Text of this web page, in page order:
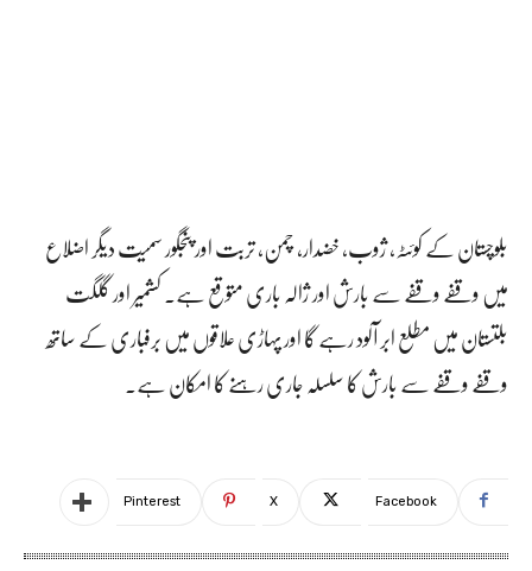
بلوچستان کے کوئٹہ، ژوب، خضدار، چمن، تربت اور پنجگور سمیت دیگر اضلاع
میں وقفے وقفے سے بارش اور ژالہ باری متوقع ہے۔ کشمیر اور گلگت
بلتستان میں مطلع ابر آلود رہے گا اور پہاڑی علاقوں میں برفباری کے ساتھ
وقفے وقفے سے بارش کا سلسلہ جاری رہنے کا امکان ہے۔
Facebook
X
Pinterest